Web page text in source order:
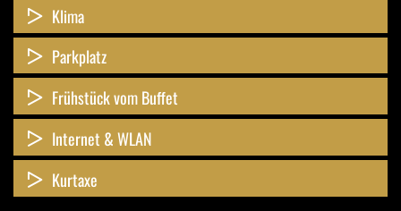
Klima
Parkplatz
Frühstück vom Buffet
Internet & WLAN
Kurtaxe